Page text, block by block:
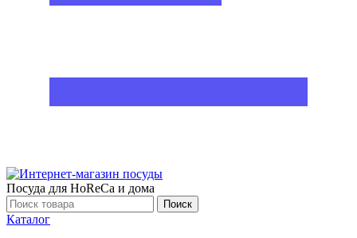
Посуда для HoReCa и дома
Поиск
Каталог